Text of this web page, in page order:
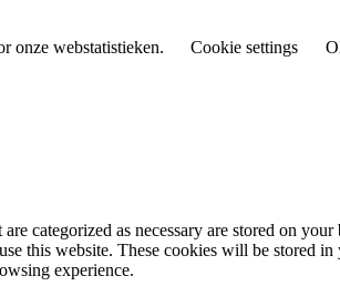
onze webstatistieken. Cookie settings
categorized as necessary are stored on your
this website. These cookies will be stored
experience.